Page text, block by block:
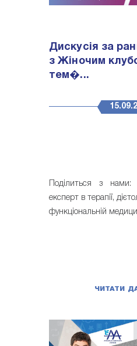
Дискусія за
з Жіночим
тем�...
Поділиться з
експерт в терапії,
функціональній
ЧИТАТИ